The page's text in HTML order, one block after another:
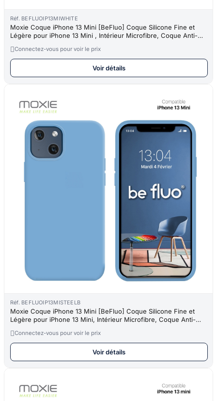
Réf. BEFLUOIP13MIWHITE
Moxie Coque iPhone 13 Mini [BeFluo] Coque Silicone Fine et
Légère pour iPhone 13 Mini , Intérieur Microfibre, Coque Anti-
Connectez-vous pour voir le prix
Voir détails
Réf. BEFLUOIP13MISTEELB
Moxie Coque iPhone 13 Mini [BeFluo] Coque Silicone Fine et
Légère pour iPhone 13 Mini, Intérieur Microfibre, Coque Anti-
Connectez-vous pour voir le prix
Voir détails